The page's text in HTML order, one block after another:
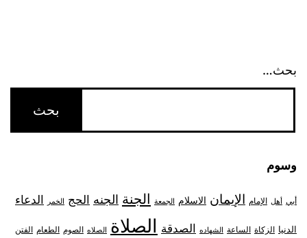
بحث…
وسوم
أبي أهل الإمام الإيمان الاسلام الجمعة الجنة الجنه الحج الخمر الدعاء
الدنيا الزكاة الساعة الشهاده الصدقة الصلاة الصلاه الصوم الطعام الفتن